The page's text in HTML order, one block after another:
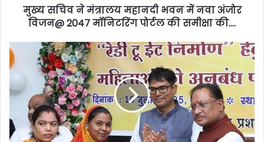
मुख्य सचिव ने मंत्रालय महानदी भवन में नवा अंजोर
विजन@ 2047 मॉनिटरिंग पोर्टल की समीक्षा की….